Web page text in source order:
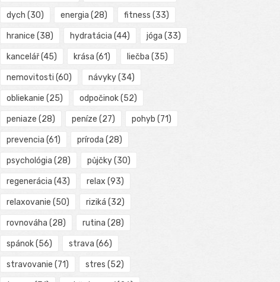
dych (30) energia (28) fitness (33)
hranice (38) hydratácia (44) jóga (33)
kancelář(45) krása (61) liečba (35)
nemovitosti (60) návyky(34)
obliekanie (25) odpočinok(52)
peniaze (28) peníze (27) pohyb (71)
prevencia (61) príroda (28)
psychológia (28) půjčky(30)
regenerácia (43) relax (93)
relaxovanie (50) riziká (32)
rovnováha (28) rutina (28)
spánok(56) strava (66)
stravovanie (71) stres (52)